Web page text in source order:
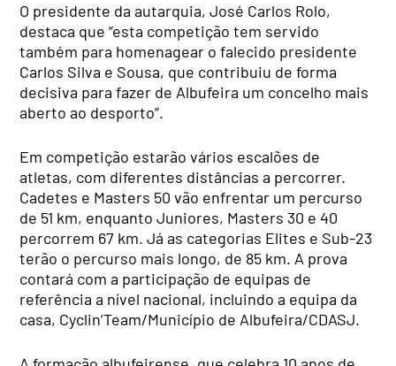
O presidente da autarquia, José Carlos Rolo,
destaca que “esta competição tem servido
também para homenagear o falecido presidente
Carlos Silva e Sousa, que contribuiu de forma
decisiva para fazer de Albufeira um concelho mais
aberto ao desporto”.
Em competição estarão vários escalões de
atletas, com diferentes distâncias a percorrer.
Cadetes e Masters 50 vão enfrentar um percurso
de 51 km, enquanto Juniores, Masters 30 e 40
percorrem 67 km. Já as categorias Elites e Sub-23
terão o percurso mais longo, de 85 km. A prova
contará com a participação de equipas de
referência a nível nacional, incluindo a equipa da
casa, Cyclin’Team/Município de Albufeira/CDASJ.